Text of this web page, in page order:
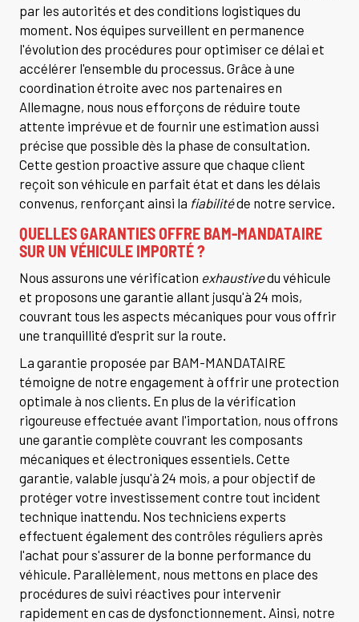
par les autorités et des conditions logistiques du
moment. Nos équipes surveillent en permanence
l'évolution des procédures pour optimiser ce délai et
accélérer l'ensemble du processus. Grâce à une
coordination étroite avec nos partenaires en
Allemagne, nous nous efforçons de réduire toute
attente imprévue et de fournir une estimation aussi
précise que possible dès la phase de consultation.
Cette gestion proactive assure que chaque client
reçoit son véhicule en parfait état et dans les délais
convenus, renforçant ainsi la fiabilitéde notre service.
QUELLES GARANTIES OFFRE BAM-MANDATAIRE
SUR UN VÉHICULE IMPORTÉ ?
Nous assurons une vérification exhaustivedu véhicule
et proposons une garantie allant jusqu'à 24 mois,
couvrant tous les aspects mécaniques pour vous offrir
une tranquillité d'esprit sur la route.
La garantie proposée par BAM-MANDATAIRE
témoigne de notre engagement à offrir une protection
optimale à nos clients. En plus de la vérification
rigoureuse effectuée avant l'importation, nous offrons
une garantie complète couvrant les composants
mécaniques et électroniques essentiels. Cette
garantie, valable jusqu'à 24 mois, a pour objectif de
protéger votre investissement contre tout incident
technique inattendu. Nos techniciens experts
effectuent également des contrôles réguliers après
l'achat pour s'assurer de la bonne performance du
véhicule. Parallèlement, nous mettons en place des
procédures de suivi réactives pour intervenir
rapidement en cas de dysfonctionnement. Ainsi, notre